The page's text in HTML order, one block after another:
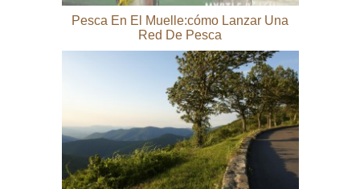
Pesca En El Muelle:cómo Lanzar Una
Red De Pesca